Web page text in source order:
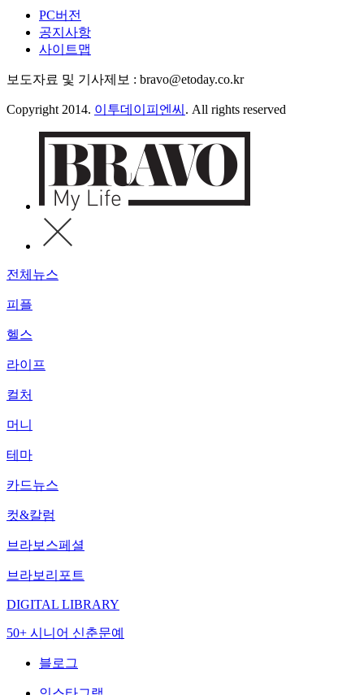
PC버전
공지사항
사이트맵
보도자료 및 기사제보 : bravo@etoday.co.kr
Copyright 2014. 이투데이피엔씨 . All rights reserved
전체뉴스
피플
헬스
라이프
컬처
머니
테마
카드뉴스
컷&칼럼
브라보스페셜
브라보리포트
DIGITAL LIBRARY
50+ 시니어 신춘문예
블로그